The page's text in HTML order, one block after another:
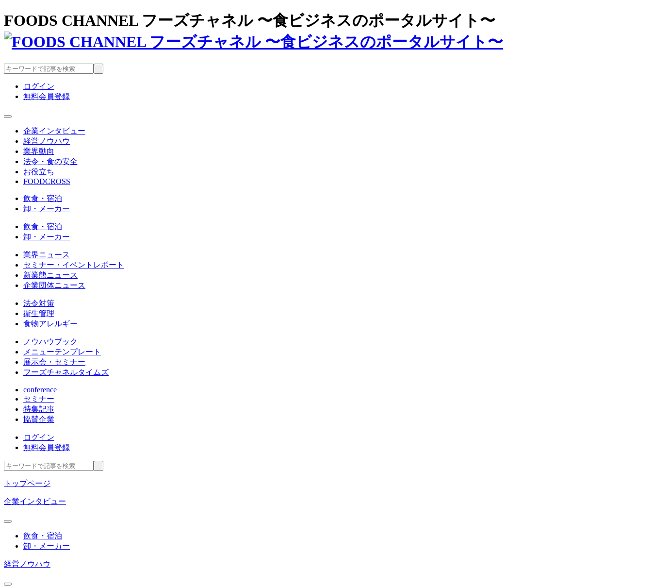
FOODS CHANNEL フーズチャネル 〜食ビジネスのポータルサイト〜
ログイン
無料会員登録
企業インタビュー
経営ノウハウ
業界動向
法令・食の安全
お役立ち
FOODCROSS
飲食・宿泊
卸・メーカー
飲食・宿泊
卸・メーカー
業界ニュース
セミナー・イベントレポート
新業態ニュース
企業団体ニュース
法令対策
衛生管理
食物アレルギー
ノウハウブック
メニューテンプレート
展示会・セミナー
フーズチャネルタイムズ
conference
セミナー
特集記事
協賛企業
ログイン
無料会員登録
トップページ
企業インタビュー
飲食・宿泊
卸・メーカー
経営ノウハウ